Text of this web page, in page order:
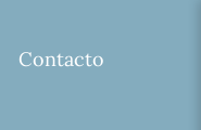
Contacto